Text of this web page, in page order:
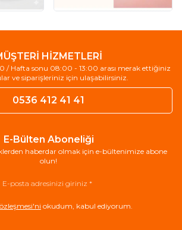
HİZMETLERİ
/ Hafta sonu 08:00 - 13:00 arası merak ettiğiniz
ve siparişleriniz için ulaşabilirsiniz.
0536 412 41 41
E-Bülten Aboneliği
haberdar olmak için e-bültenimize abone
olun!
okudum, kabul ediyorum.